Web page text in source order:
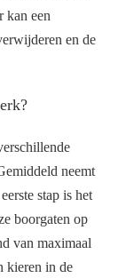
kan een
en de
neemt
stap is het
boorgaten op
van maximaal
kieren in de